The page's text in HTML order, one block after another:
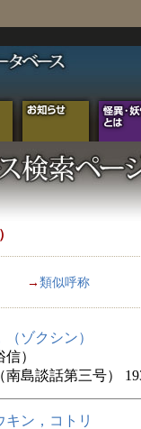
→ 類似呼称
（ゾクシン）
）
南島談話第三号）
キン，コトリ